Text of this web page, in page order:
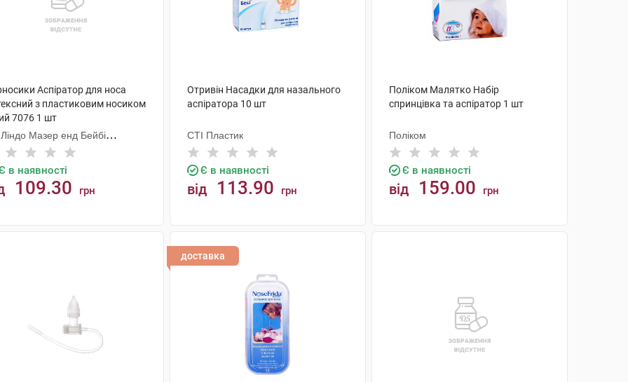
Аспіратор для носа
з пластиковим носиком
7076 1 шт
Ліндо Мазер енд Бейбі
в наявності
109.30 грн
Отривін Насадки для назального
аспіратора 10 шт
СТІ Пластик
Є в наявності
від 113.90 грн
Поліком Малятко Набір
спринцівка та аспіратор 1 шт
Поліком
Є в наявності
від 159.00 грн
доставка